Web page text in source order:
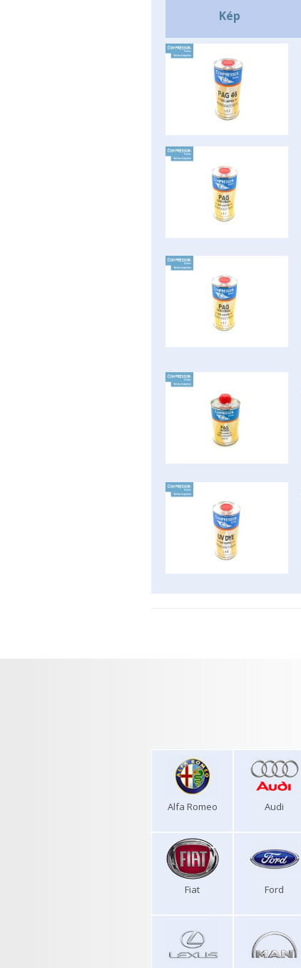
Kép
Alfa Romeo Audi
Fiat Ford